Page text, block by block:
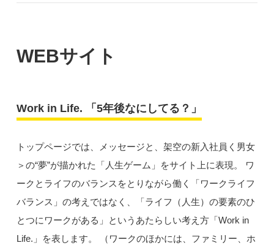
WEBサイト
Work in Life. 「5年後なにしてる？」
トップページでは、メッセージと、架空の新入社員く男女
＞の“夢”が描かれた「人生ゲーム」をサイト上に表現。 ワ
ークとライフのバランスをとりながら働く「ワークライフ
バランス」の考えではなく、「ライフ（人生）の要素のひ
とつにワークがある」というあたらしい考え方「Work in
Life.」を表します。 （ワークのほかには、ファミリー、ホ